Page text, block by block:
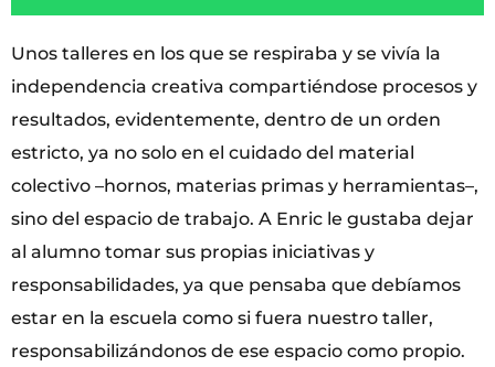
Unos talleres en los que se respiraba y se vivía la
independencia creativa compartiéndose procesos y
resultados, evidentemente, dentro de un orden
estricto, ya no solo en el cuidado del material
colectivo –hornos, materias primas y herramientas–,
sino del espacio de trabajo. A Enric le gustaba dejar
al alumno tomar sus propias iniciativas y
responsabilidades, ya que pensaba que debíamos
estar en la escuela como si fuera nuestro taller,
responsabilizándonos de ese espacio como propio.